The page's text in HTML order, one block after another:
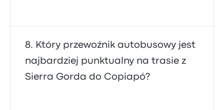
Który przewoźnik autobusowy jest
najbardziej punktualny na trasie z
Sierra Gorda do Copiapó?